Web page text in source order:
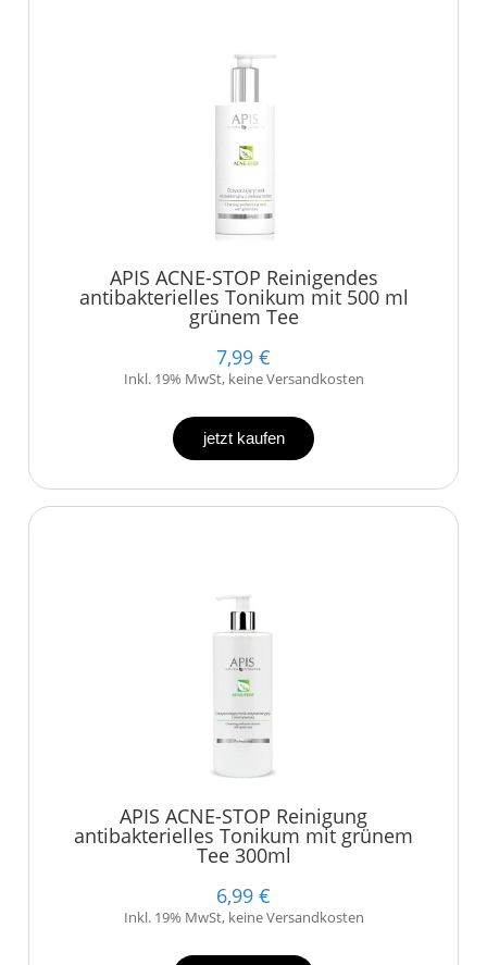
APIS ACNE-STOP Reinigendes
antibakterielles Tonikum mit 500 ml
grünem Tee
7,99 €
Inkl. 19% MwSt, keine Versandkosten
jetzt kaufen
APIS ACNE-STOP Reinigung
antibakterielles Tonikum mit grünem
Tee 300ml
6,99 €
Inkl. 19% MwSt, keine Versandkosten